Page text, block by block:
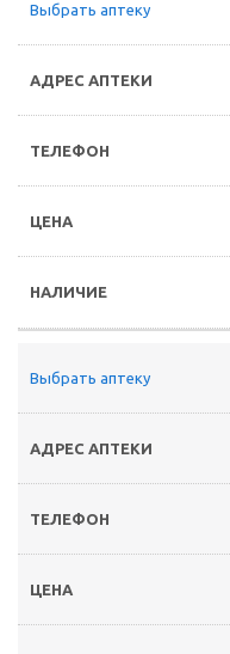
Выбрать аптеку
Выбрать аптеку